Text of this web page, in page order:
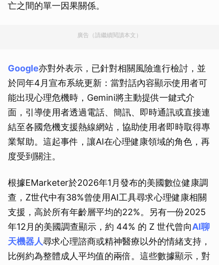
亡之間的單一因果關係。
廣告（請繼續閱讀本文）
Google亦對外表示，已針對相關風險進行檢討，並
於同年4月宣布系統更新：當對話內容顯示使用者可
能出現心理危機時，Gemini將主動提供一鍵式介
面，引導使用者透過電話、簡訊、即時通訊或直接連
結至各國危機支援熱線網站，協助使用者即時取得專
業幫助。這起事件，讓AI在心理健康領域的角色，再
度受到關注。
根據EMarketer於2026年1月發布的美國數位健康調
查，Z世代中有38%曾使用AI工具尋求心理健康相關
支援，高於所有年齡層平均的22%。另有一份2025
年12月的美國調查顯示，約 44% 的 Z 世代曾向AI聊
天機器人尋求心理諮商或精神醫療以外的情緒支持，
比例約為整體成人平均值的兩倍。這些數據顯示，對